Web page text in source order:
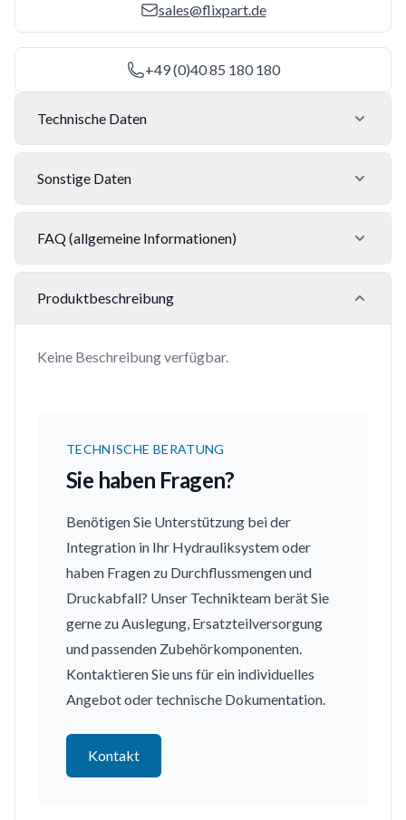
sales@flixpart.de
+49 (0)40 85 180 180
Technische Daten
Sonstige Daten
FAQ (allgemeine Informationen)
Produktbeschreibung
Keine Beschreibung verfügbar.
TECHNISCHE BERATUNG
Sie haben Fragen?
Benötigen Sie Unterstützung bei der
Integration in Ihr Hydrauliksystem oder
haben Fragen zu Durchflussmengen und
Druckabfall? Unser Technikteam berät Sie
gerne zu Auslegung, Ersatzteilversorgung
und passenden Zubehörkomponenten.
Kontaktieren Sie uns für ein individuelles
Angebot oder technische Dokumentation.
Kontakt